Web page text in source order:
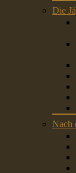
Die
Nach